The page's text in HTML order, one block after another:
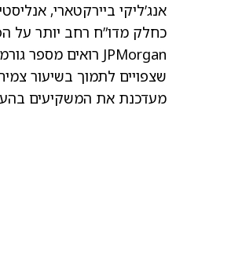
כחלק מדו”ח רחב יותר על
מעדכנת את המשקיעים